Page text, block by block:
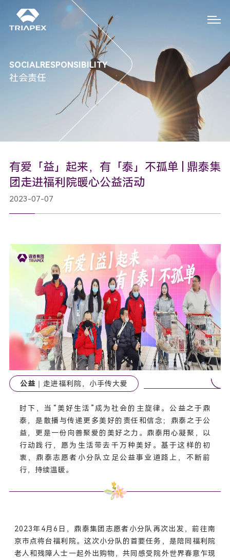
SOCIALRESPONSIBILITY
社会责任
有爱「益」起来，有「泰」不孤单 | 鼎泰集
团走进福利院暖心公益活动
2023-07-07
公益 ｜走进福利院，小手传大爱
时下，当“美好生活”成为社会的主旋律。公益之于鼎
泰，是散播与传递更多美好的责任和信念；鼎泰之于公
益，更是一份向善聚爱的美好之力。鼎泰用心凝聚，以
行动践行，愿为生活带去千万种美好。基于这样的初
衷，鼎泰志愿者小分队立足公益事业道路上，不断前
行，持续温暖。
2023年4月6日，鼎泰集团志愿者小分队再次出发，前往南
京市点将台福利院。这次小分队的首要任务，是陪同福利院
老人和残障人士一起外出购物，共同感受院外世界春意乍现